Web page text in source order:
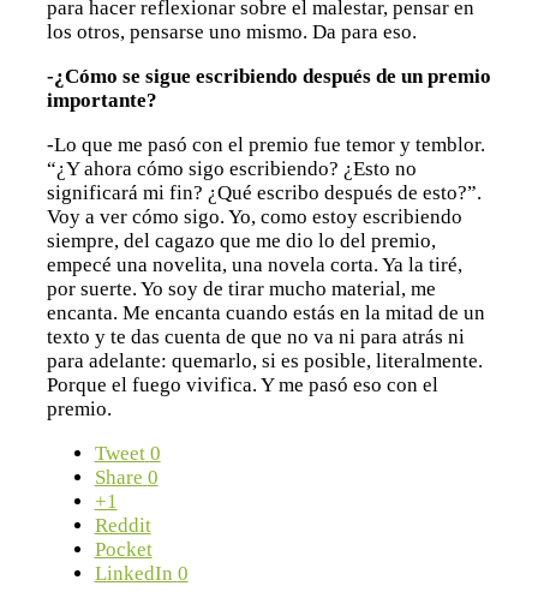
para hacer reflexionar sobre el malestar, pensar en
los otros, pensarse uno mismo. Da para eso.
-¿Cómo se sigue escribiendo después de un premio
importante?
-Lo que me pasó con el premio fue temor y temblor.
“¿Y ahora cómo sigo escribiendo? ¿Esto no
significará mi fin? ¿Qué escribo después de esto?”.
Voy a ver cómo sigo. Yo, como estoy escribiendo
siempre, del cagazo que me dio lo del premio,
empecé una novelita, una novela corta. Ya la tiré,
por suerte. Yo soy de tirar mucho material, me
encanta. Me encanta cuando estás en la mitad de un
texto y te das cuenta de que no va ni para atrás ni
para adelante: quemarlo, si es posible, literalmente.
Porque el fuego vivifica. Y me pasó eso con el
premio.
Tweet 0
Share 0
+1
Reddit
Pocket
LinkedIn 0